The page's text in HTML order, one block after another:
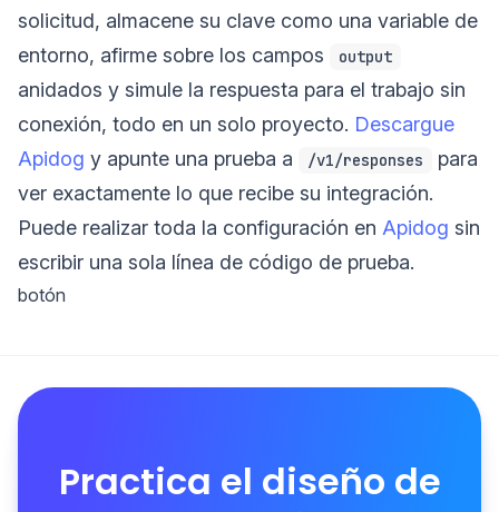
solicitud, almacene su clave como una variable de
entorno, afirme sobre los campos
output
anidados y simule la respuesta para el trabajo sin
conexión, todo en un solo proyecto. Descargue
Apidog y apunte una prueba a /v1/responses
para
ver exactamente lo que recibe su integración.
Puede realizar toda la configuración en Apidog sin
escribir una sola línea de código de prueba.
botón
Practica el diseño de